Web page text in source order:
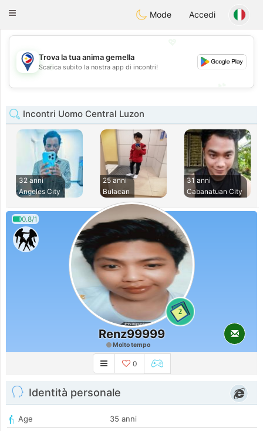
PhilippinesChat
Toggle
Mode Accedi
💖
💕
Trova la tua anima gemella
Scarica subito la nostra app di incontri!
Incontri Uomo Central Luzon
32 anni
Angeles City
25 anni
Bulacan
31 anni
Cabanatuan City
0.8/1
2
Renz99999
Molto tempo
0
Identità personale
Age
35 anni